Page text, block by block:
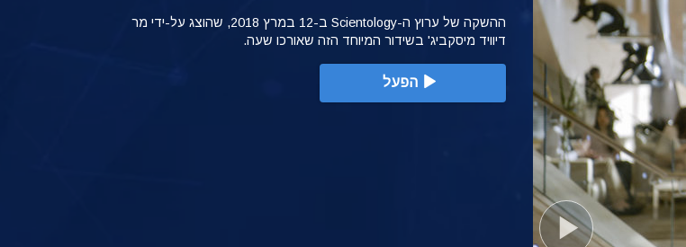
ההשקה של ערוץ ה-Scientology ב-12 במרץ 2018, שהוצג על-ידי מר
דיוויד מיסקביג' בשידור המיוחד הזה שאורכו שעה.
הפעל